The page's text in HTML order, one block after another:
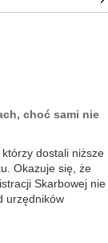
choć sami nie
dostali niższe
Okazuje się, że
Skarbowej nie
urzędników